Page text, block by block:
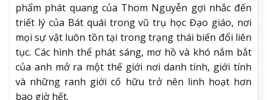
phẩm phát quang của Thom Nguyễn gợi nhắc đến
triết lý của Bát quái trong vũ trụ học Đạo giáo, nơi
mọi sự vật luôn tồn tại trong trạng thái biến đổi liên
tục. Các hình thể phát sáng, mơ hồ và khó nắm bắt
của anh mở ra một thế giới nơi danh tính, giới tính
và những ranh giới cố hữu trở nên linh hoạt hơn
bao giờ hết.